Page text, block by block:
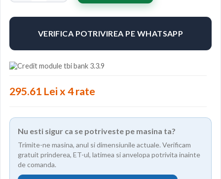
VERIFICA POTRIVIREA PE WHATSAPP
295.61 Lei x 4 rate
Nu esti sigur ca se potriveste pe masina ta?
Trimite-ne masina, anul si dimensiunile actuale. Verificam
gratuit prinderea, ET-ul, latimea si anvelopa potrivita inainte
de comanda.